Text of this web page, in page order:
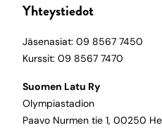
Yhteystiedot
Jäsenasiat: 09 8567 7450
Kurssit: 09 8567 7470
Suomen Latu Ry
Olympiastadion
Paavo Nurmen tie 1, 00250